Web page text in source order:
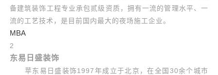
备建筑装饰工程专业承包贰级资质，拥有一流的管理水平、一
流的工艺技术，是目前国内最大的夜场施工企业。
MBA
2
东易日盛装饰
苹东易日盛装饰1997年成立于北京，在全国30余个城市